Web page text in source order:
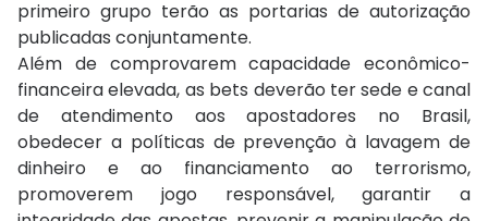
primeiro grupo terão as portarias de autorização
publicadas conjuntamente.
Além de comprovarem capacidade econômico-
financeira elevada, as bets deverão ter sede e canal
de atendimento aos apostadores no Brasil,
obedecer a políticas de prevenção à lavagem de
dinheiro e ao financiamento ao terrorismo,
promoverem jogo responsável, garantir a